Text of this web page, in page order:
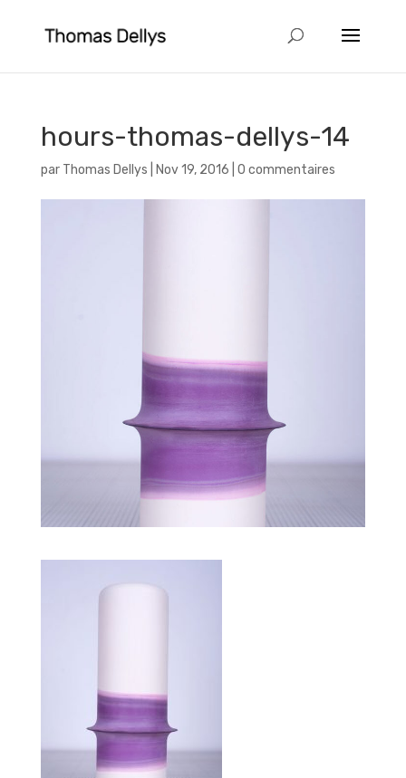
hours-thomas-dellys-14
par Thomas Dellys Nov 19, 2016 0 commentaires